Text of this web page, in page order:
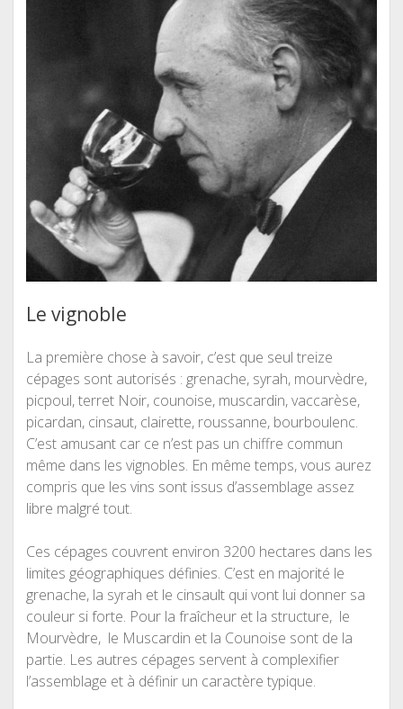
Le vignoble
La première chose à savoir, c’est que seul treize
cépages sont autorisés : grenache, syrah, mourvèdre,
picpoul, terret Noir, counoise, muscardin, vaccarèse,
picardan, cinsaut, clairette, roussanne, bourboulenc.
C’est amusant car ce n’est pas un chiffre commun
même dans les vignobles. En même temps, vous aurez
compris que les vins sont issus d’assemblage assez
libre malgré tout.
Ces cépages couvrent environ 3200 hectares dans les
limites géographiques définies. C’est en majorité le
grenache, la syrah et le cinsault qui vont lui donner sa
couleur si forte. Pour la fraîcheur et la structure, le
Mourvèdre, le Muscardin et la Counoise sont de la
partie. Les autres cépages servent à complexifier
l’assemblage et à définir un caractère typique.